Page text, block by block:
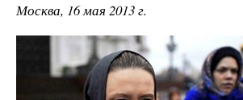
Москва, 16 мая 2013 г.